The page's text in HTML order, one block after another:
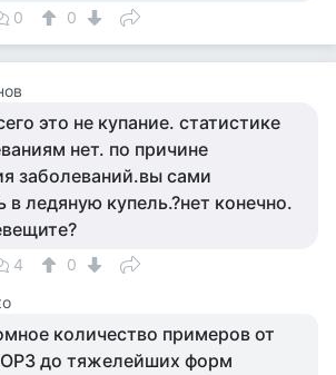
0 0
это не купание. статистике
нет. по причине
заболеваний.вы сами
в ледяную купель.?нет конечно.
4 0
количество примеров от
ОРЗ до тяжелейших форм